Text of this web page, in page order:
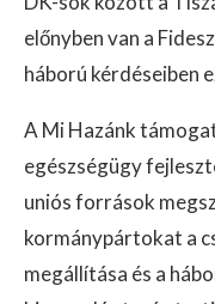
előnyben van a
háború kérdéseiben
A Mi Hazánk
egészségügy
uniós források
kormánypártokat a
megállítása és a